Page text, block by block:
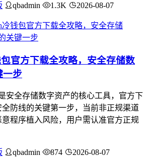
qbadmin 1.3K 2026-08-07
官方下载全攻略，安全存储数
一步
安全存储数字资产的核心工具，官方下
防线的关键第一步，当前非正规渠道
程序植入风险，用户需认准官方正规
qbadmin 874 2026-08-07